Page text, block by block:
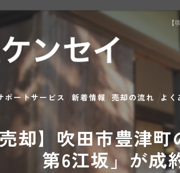
ポートサービス 新着情報 売却の流れ よく
売却】吹田市豊津
第6江坂」が成